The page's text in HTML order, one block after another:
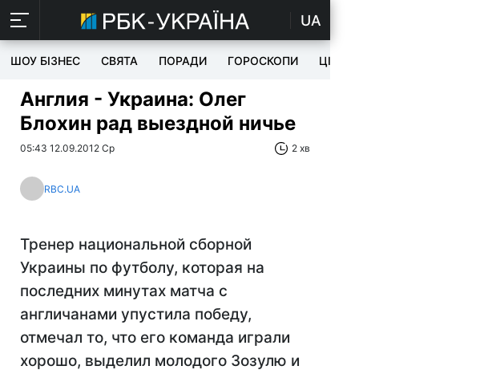
UA
ШОУ БІЗНЕС СВЯТА ПОРАДИ ГОРОСКОПИ ЦІКАВЕ
Англия - Украина: Олег
Блохин рад выездной ничье
05:43 12.09.2012 Ср 2 хв
RBC.UA
Тренер национальной сборной
Украины по футболу, которая на
последних минутах матча с
англичанами упустила победу,
отмечал то, что его команда играли
хорошо, выделил молодого Зозулю и